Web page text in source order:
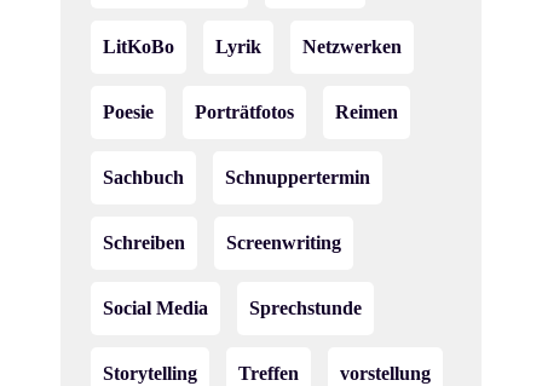
LitKoBo Lyrik Netzwerken
Poesie Porträtfotos Reimen
Sachbuch Schnuppertermin
Schreiben Screenwriting
Social Media Sprechstunde
Storytelling Treffen vorstellung